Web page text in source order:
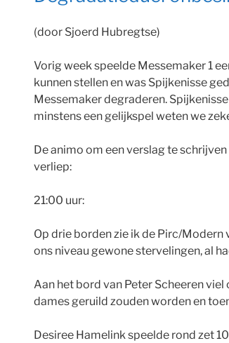
(door Sjoerd Hubregtse)
Vorig week speelde Messemaker 1
kunnen stellen en was Spijkenisse
Messemaker degraderen.
minstens een gelijkspel weten we
De animo om een verslag te
verliep:
21:00 uur:
Op drie borden zie ik de Pirc/
ons niveau gewone stervelingen, al
Aan het bord van Peter Scheeren
dames geruild zouden worden en
Desiree Hamelink speelde rond zet